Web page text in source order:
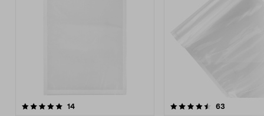
14anmeldelser
4.5av 5 stjerner 63
4.5av 5 stjerner